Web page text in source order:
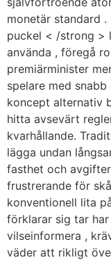
monetär standard
puckel < /strong >
använda , föregå
premiärminister
spelare med
koncept alternativ
hitta avsevärt
kvarhållande.
lägga undan
fasthet och
frustrerande för
konventionell lita
förklarar sig tar
vilseinformera ,
väder att rikligt